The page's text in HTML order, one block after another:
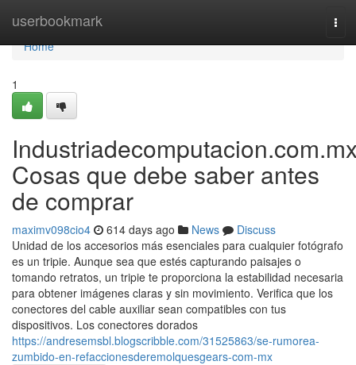
userbookmark
Home
Home
1
Cosas que debe saber antes
de comprar
maximv098cio4 614 days ago News
Discuss
Unidad de los accesorios más esenciales para cualquier fotógrafo
es un tripie. Aunque sea que estés capturando paisajes o
tomando retratos, un tripie te proporciona la estabilidad necesaria
para obtener imágenes claras y sin movimiento. Verifica que los
conectores del cable auxiliar sean compatibles con tus
dispositivos. Los conectores dorados
https://andresemsbl.blogscribble.com/31525863/se-rumorea-
zumbido-en-refaccionesderemolquesgears-com-mx